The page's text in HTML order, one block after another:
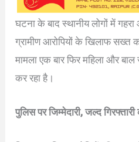
घटना के बाद स्थानीय लोगों में
ग्रामीण आरोपियों के खिलाफ सख्त
मामला एक बार फिर महिला और
कर रहा है।
पुलिस पर जिम्मेदारी, जल्द गिरफ्तारी